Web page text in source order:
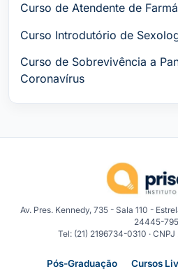
Curso de Atendente de
Curso Introdutório de
Curso de Sobrevivência a
Coronavírus
Av. Pres. Kennedy, 735 - Sala 110 -
24445-795
Tel: (21) 2196734-0310 ·
Pós-Graduação Cursos